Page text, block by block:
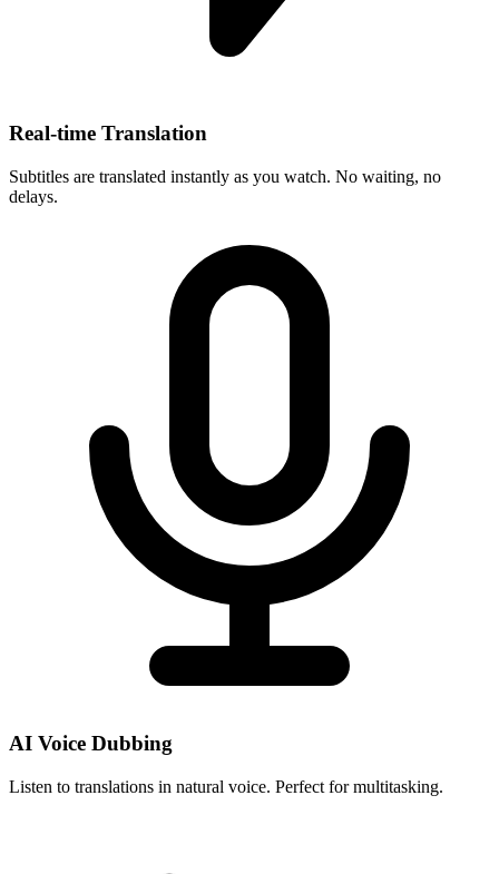
Real-time Translation
Subtitles are translated instantly as you watch. No waiting, no
delays.
AI Voice Dubbing
Listen to translations in natural voice. Perfect for multitasking.